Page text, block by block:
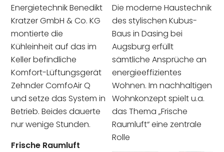
Die moderne Haustechnik
des stylischen Kubus-
Baus in Dasing bei
Augsburg erfüllt
sämtliche Ansprüche an
energieeffizientes
Wohnen. Im nachhaltigen
Wohnkonzept spielt u.a.
das Thema „Frische
Raumluft“ eine zentrale
Rolle
Energietechnik Benedikt
Kratzer GmbH & Co. KG
montierte die
Kühleinheit auf das im
Keller befindliche
Komfort-Lüftungsgerät
Zehnder ComfoAir Q
und setze das System in
Betrieb. Beides dauerte
nur wenige Stunden.
Frische Raumluft